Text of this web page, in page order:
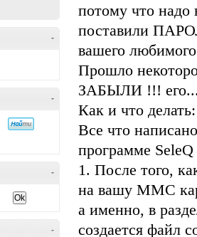
-
-
-
-
потому что надо
поставили
вашего
Прошло
ЗАБЫЛИ !!!
Как и что делать:
Все что
программе SeleQ
1. После того,
на вашу ММС
а именно, в
создается файл